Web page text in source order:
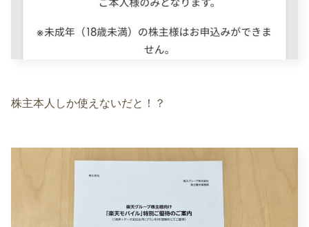
株主本人しか使えないだと！？